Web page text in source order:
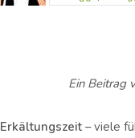
Ein Beitrag
Erkältungszeit– viele